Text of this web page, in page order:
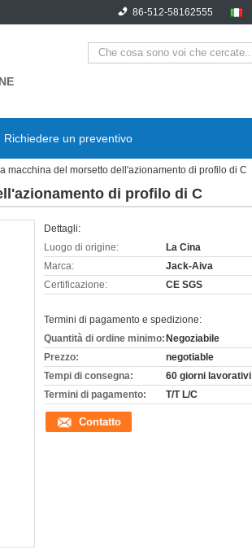
86-512-58162555
Richiedere un preventivo
macchina del morsetto dell'azionamento di profilo di C
di profilo di C
Dettagli:
Luogo di origine:
La Cina
Marca:
Jack-Aiva
Certificazione:
CE SGS
Termini di pagamento e spedizione:
Quantità di ordine minimo: Negoziabile
Prezzo:
negotiable
Tempi di consegna:
60 giorni lavorativi
Termini di pagamento:
T/T L/C
Contatto